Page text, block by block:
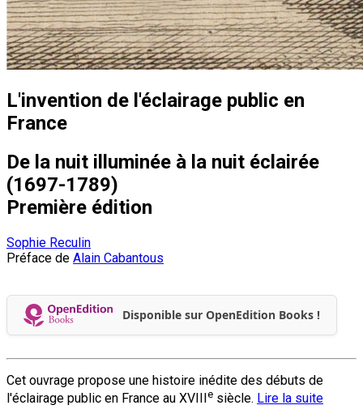
L'invention de l'éclairage public en
France
De la nuit illuminée à la nuit éclairée
(1697-1789)
Première édition
Sophie Reculin
Préface de Alain Cabantous
Disponible sur OpenEdition Books !
Cet ouvrage propose une histoire inédite des débuts de
l'éclairage public en France au XVIIIe siècle. Lire la suite